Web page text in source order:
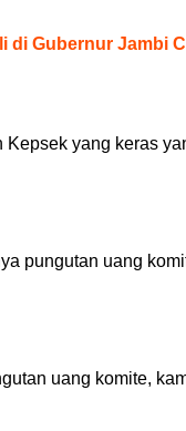
di Gubernur Jambi
yang keras
pungutan uang
uang komite,